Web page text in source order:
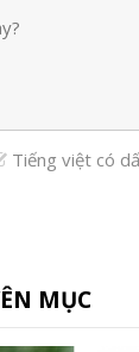
Tiếng việt có
MỤC